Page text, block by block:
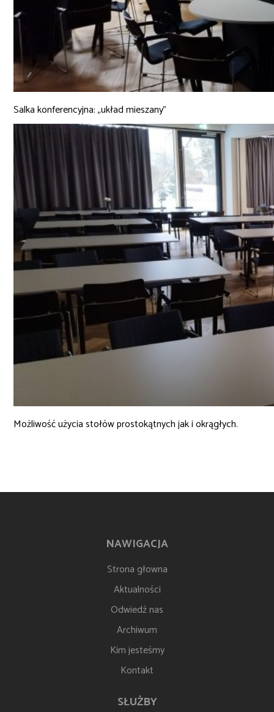
Salka konferencyjna: „układ mieszany”
Możliwość użycia stołów prostokątnych jak i okrągłych.
NAWIGACJA
Strona głowna
Aktualności
Odwiedź nas
Archiwum
Kim jesteśmy
Kontakt
SŁUŻBY